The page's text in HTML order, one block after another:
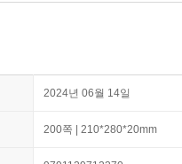
2024년 06월 14일
200쪽 | 210*280*20mm